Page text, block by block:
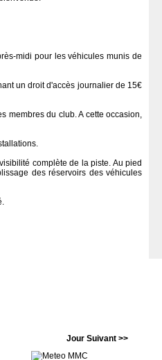
midi pour les véhicules munis de
un droit d'accès journalier de 15€
membres du club. A cette occasion,
complète de la piste. Au pied
des réservoirs des véhicules
Jour Suivant >>